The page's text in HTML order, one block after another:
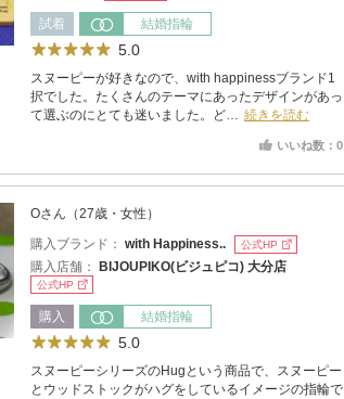
試着 結婚指輪
5.0
スヌーピーが好きなので、with happinessブランド1
択でした。たくさんのテーマにあったデザインがあっ
て選ぶのにとても迷いました。ど… 続きを読む
いいね数：0
Oさん（27歳・女性）
購入ブランド： with Happiness.. 公式HP
購入店舗： BIJOUPIKO(ビジュピコ) 大分店
公式HP
購入 結婚指輪
5.0
スヌーピーシリーズのHugという商品で、スヌーピー
とウッドストックがハグをしているイメージの指輪で